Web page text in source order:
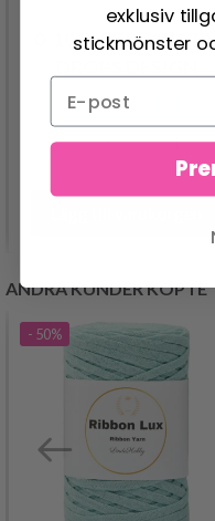
0-1044 MR. FANG
104.00 SEK
ANDRA KUNDER KÖPTE
- 50%
exklusiv
stickmönster